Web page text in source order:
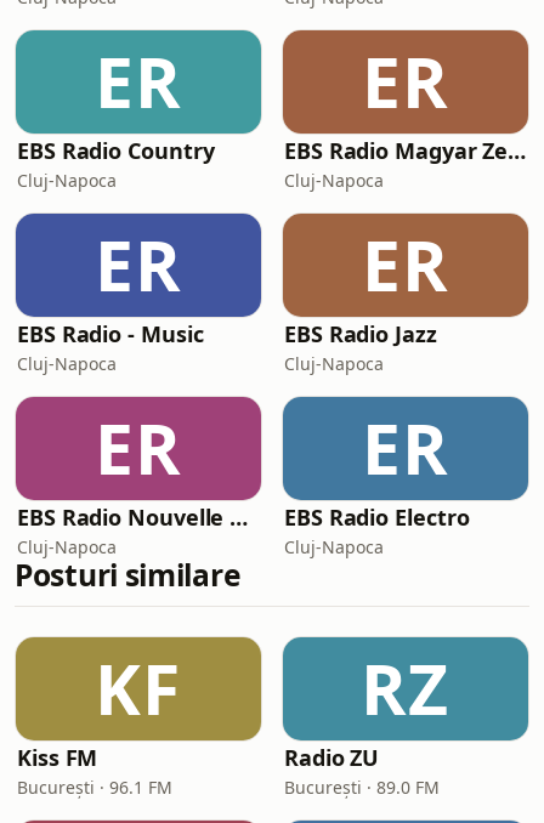
ER
EBS Radio Country
Cluj-Napoca
ER
EBS Radio Magyar Zene
Cluj-Napoca
ER
EBS Radio - Music
Cluj-Napoca
ER
EBS Radio Jazz
Cluj-Napoca
ER
EBS Radio Nouvelle Vague
Cluj-Napoca
ER
EBS Radio Electro
Cluj-Napoca
Posturi similare
KF
Kiss FM
București · 96.1 FM
RZ
Radio ZU
București · 89.0 FM